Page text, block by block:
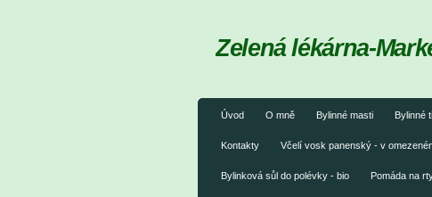
Úvod O mně Bylinné masti Bylinné
Kontakty Včelí vosk panenský - v
Bylinková sůl do polévky - bio Pomáda na
Zelená lékárna-